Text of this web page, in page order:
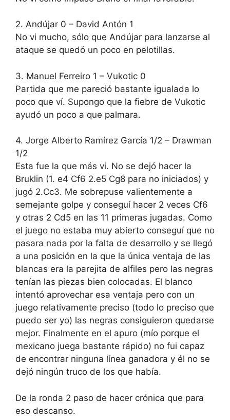
2. Andújar 0 – David Antón 1
No vi mucho, sólo que Andújar para lanzarse al
ataque se quedó un poco en pelotillas.
3. Manuel Ferreiro 1 – Vukotic 0
Partida que me pareció bastante igualada lo
poco que ví. Supongo que la fiebre de Vukotic
ayudó un poco a que palmara.
4. Jorge Alberto Ramírez García 1/2 – Drawman
1/2
Esta fue la que más vi. No se dejó hacer la
Bruklin (1. e4 Cf6 2.e5 Cg8 para no iniciados) y
jugó 2.Cc3. Me sobrepuse valientemente a
semejante golpe y conseguí hacer 2 veces Cf6
y otras 2 Cd5 en las 11 primeras jugadas. Como
el juego no estaba muy abierto conseguí que no
pasara nada por la falta de desarrollo y se llegó
a una posición en la que la única ventaja de las
blancas era la parejita de alfiles pero las negras
tenían las piezas bien colocadas. El blanco
intentó aprovechar esa ventaja pero con un
juego relativamente preciso (todo lo preciso que
puedo ser yo) las negras consiguieron quedarse
mejor. Finalmente en el apuro (mío porque el
mexicano juega bastante rápido) no fui capaz
de encontrar ninguna línea ganadora y él no se
dejó ningún truco de los que había.
De la ronda 2 paso de hacer crónica que para
eso descanso.